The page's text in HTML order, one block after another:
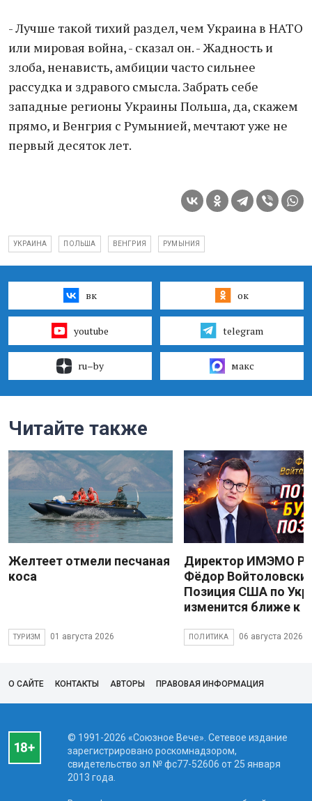
- Лучше такой тихий раздел, чем Украина в НАТО
или мировая война, - сказал он. - Жадность и
злоба, ненависть, амбиции часто сильнее
рассудка и здравого смысла. Забрать себе
западные регионы Украины Польша, да, скажем
прямо, и Венгрия с Румынией, мечтают уже не
первый десяток лет.
УКРАИНА ПОЛЬША ВЕНГРИЯ РУМЫНИЯ
вк ок
youtube telegram
ru–by макс
Читайте также
Желтеет отмели песчаная
коса
ТУРИЗМ 01 августа 2026
Директор ИМЭМО
Фёдор
Позиция США по
изменится ближе к
ПОЛИТИКА 06 августа 2026
О САЙТЕ КОНТАКТЫ АВТОРЫ ПРАВОВАЯ ИНФОРМАЦИЯ
© 1991-2026 «Союзное Вече». Сетевое издание
зарегистрировано роскомнадзором,
свидетельство эл № фc77-52606 от 25 января
2013 года.